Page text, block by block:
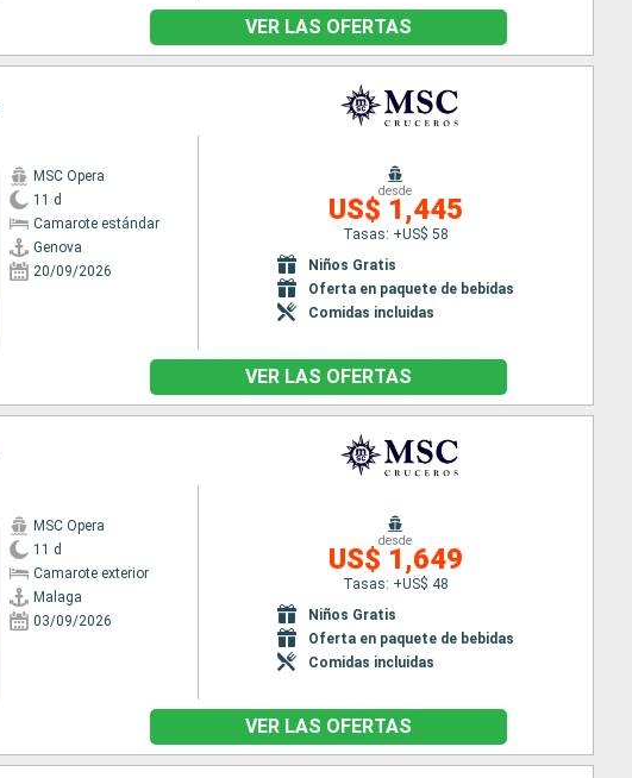
VER LAS OFERTAS
MSC Opera
11 d
Camarote estándar
Genova
20/09/2026
desde
US$ 1,445
Tasas: +US$ 58
Niños Gratis
Oferta en paquete de bebidas
Comidas incluidas
VER LAS OFERTAS
MSC Opera
11 d
Camarote exterior
Malaga
03/09/2026
desde
US$ 1,649
Tasas: +US$ 48
Niños Gratis
Oferta en paquete de bebidas
Comidas incluidas
VER LAS OFERTAS